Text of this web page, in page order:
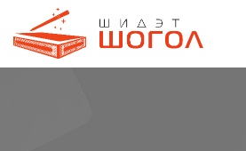
Skip to Content